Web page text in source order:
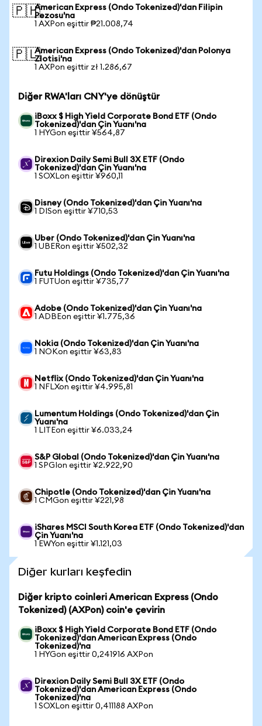
🇵🇭American Express (Ondo Tokenized)'dan Filipin
Pezosu'na
1 AXPon eşittir ₱21.008,74
🇵🇱American Express (Ondo Tokenized)'dan Polonya
Zlotisi'na
1 AXPon eşittir zł 1.286,67
Diğer RWA'ları CNY'ye dönüştür
iBoxx $ High Yield Corporate Bond ETF (Ondo
Tokenized)'dan Çin Yuanı'na
1 HYGon eşittir ¥564,87
Direxion Daily Semi Bull 3X ETF (Ondo
Tokenized)'dan Çin Yuanı'na
1 SOXLon eşittir ¥960,11
Disney (Ondo Tokenized)'dan Çin Yuanı'na
1 DISon eşittir ¥710,53
Uber (Ondo Tokenized)'dan Çin Yuanı'na
1 UBERon eşittir ¥502,32
Futu Holdings (Ondo Tokenized)'dan Çin Yuanı'na
1 FUTUon eşittir ¥735,77
Adobe (Ondo Tokenized)'dan Çin Yuanı'na
1 ADBEon eşittir ¥1.775,36
Nokia (Ondo Tokenized)'dan Çin Yuanı'na
1 NOKon eşittir ¥63,83
Netflix (Ondo Tokenized)'dan Çin Yuanı'na
1 NFLXon eşittir ¥4.995,81
Lumentum Holdings (Ondo Tokenized)'dan Çin
Yuanı'na
1 LITEon eşittir ¥6.033,24
S&P Global (Ondo Tokenized)'dan Çin Yuanı'na
1 SPGIon eşittir ¥2.922,90
Chipotle (Ondo Tokenized)'dan Çin Yuanı'na
1 CMGon eşittir ¥221,98
iShares MSCI South Korea ETF (Ondo Tokenized)'dan
Çin Yuanı'na
1 EWYon eşittir ¥1.121,03
Diğer kurları keşfedin
Diğer kripto coinleri American Express (Ondo
Tokenized) (AXPon) coin'e çevirin
iBoxx $ High Yield Corporate Bond ETF (Ondo
Tokenized)'dan American Express (Ondo
Tokenized)'na
1 HYGon eşittir 0,241916 AXPon
Direxion Daily Semi Bull 3X ETF (Ondo
Tokenized)'dan American Express (Ondo
Tokenized)'na
1 SOXLon eşittir 0,411188 AXPon